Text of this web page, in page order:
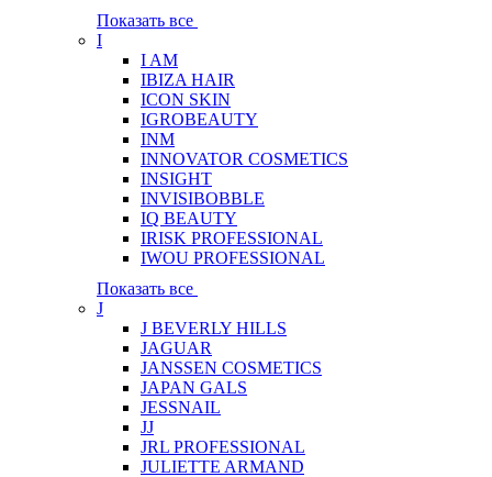
Показать все
I
I AM
IBIZA HAIR
ICON SKIN
IGROBEAUTY
INM
INNOVATOR COSMETICS
INSIGHT
INVISIBOBBLE
IQ BEAUTY
IRISK PROFESSIONAL
IWOU PROFESSIONAL
Показать все
J
J BEVERLY HILLS
JAGUAR
JANSSEN COSMETICS
JAPAN GALS
JESSNAIL
JJ
JRL PROFESSIONAL
JULIETTE ARMAND